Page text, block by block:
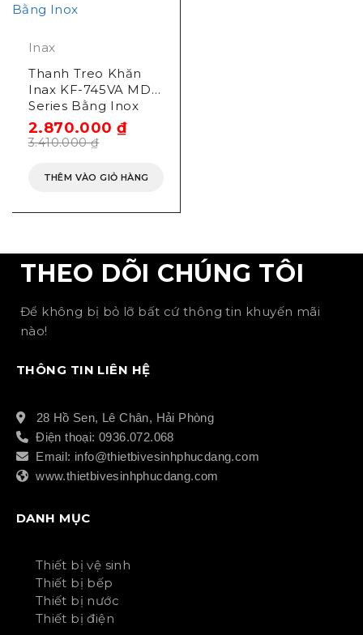
Inax
Thanh Treo Khăn
Inax KF-745VA MD
Series Bằng Inox
3.410.000₫
2.870.000₫
THÊM VÀO GIỎ HÀNG
THEO DÕI CHÚNG TÔI
Để không bị bỏ lỡ bất cứ thông tin khuyến mãi
nào!
THÔNG TIN LIÊN HỆ
28 Hồ Sen, Lê Chân, Hải Phòng
Điện thoại: 0936.072.068
Email: info@thietbivesinhphucdang.com
www.thietbivesinhphucdang.com
DANH MỤC
Thiết bị vệ sinh
Thiết bị bếp
Thiết bị nước
Thiết bị điện